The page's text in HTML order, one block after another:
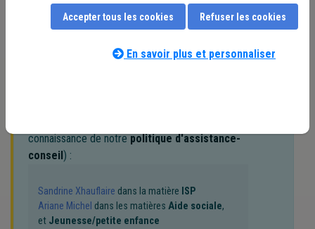
Centre d'accueil ou de soins de jour(1) Droit de tirage (1)
Personnel(1) Recrutement(1) Santé(1)
connaissance de notrepolitique d'assistance-
conseil) :
Sandrine Xhauflaire dans la matière ISP
Ariane Michel dans les matièresAide sociale,
et Jeunesse/petite enfance
Accepter tous les cookies Refuser les cookies
En savoir plus et personnaliser